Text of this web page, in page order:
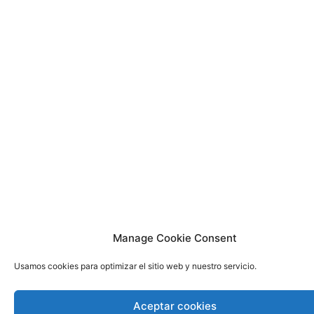
Manage Cookie Consent
Usamos cookies para optimizar el sitio web y nuestro servicio.
Aceptar cookies